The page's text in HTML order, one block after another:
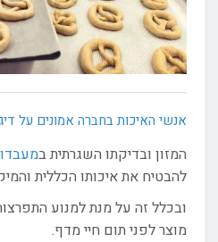
אנשי האיכות בחברה אמונים על
המזון ובדיקתו השגרתית ב
להבטיח את איכותו הכללית
ובכלל זה על מנת למנוע
מוצר לפני תום חיי מדף.